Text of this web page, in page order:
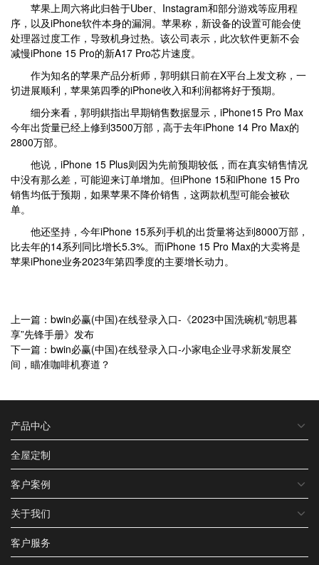
苹果上周六将此归咎于Uber、Instagram和部分游戏等应用程
序，以及iPhone软件本身的漏洞。苹果称，新设备的设置可能会使
处理器过度工作，导致机身过热。该公司表示，此次软件更新不会
减慢iPhone 15 Pro的新A17 Pro芯片速度。
作为知名的苹果产品分析师，郭明錤日前在X平台上发文称，一
切进展顺利，苹果第四季的iPhone收入和利润都将好于预期。
细分来看，郭明錤指出早期销售数据显示，iPhone15 Pro Max
今年出货量已经上修到3500万部，高于去年iPhone 14 Pro Max的
2800万部。
他说，iPhone 15 Plus则因为先前预期较低，而在真实销售情况
中没有那么差，可能迎来订单增加。但iPhone 15和iPhone 15 Pro
销售均低于预期，如果苹果不降价销售，这两款机型可能会被砍
单。
他还坚持，今年iPhone 15系列手机的出货量将达到8000万部，
比去年的14系列同比增长5.3%。而iPhone 15 Pro Max的大卖将是
苹果iPhone业务2023年第四季度的主要增长动力。
上一篇：bwin必赢(中国)在线登录入口-《2023中国洗碗机“朝思暮
享”先锋手册》发布
下一篇：bwin必赢(中国)在线登录入口-小家电企业寻求新发展空
间，瞄准咖啡机赛道？
产品中心
全屋定制
客户案例
关于我们
客户服务